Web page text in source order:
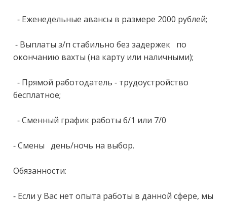
окончанию вахты (на карту или наличными);
бесплатное;
- Смены   день/ночь на выбор.
Обязанности:
- Если у Вас нет опыта работы в данной сфере, мы